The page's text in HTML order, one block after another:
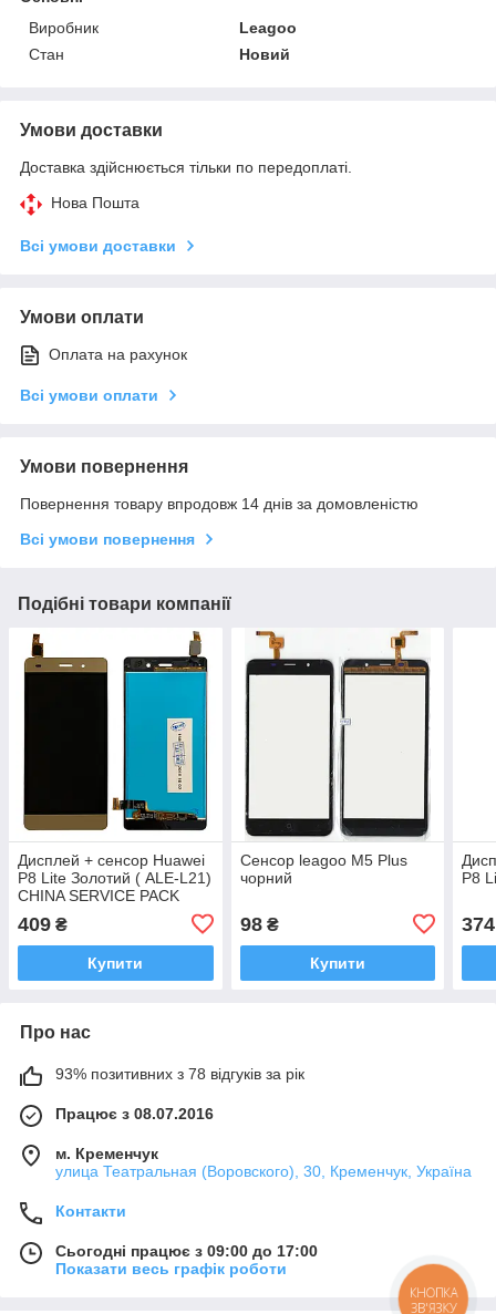
Виробник
Leagoo
Стан
Новий
Умови доставки
Доставка здійснюється тільки по передоплаті.
Нова Пошта
Всі умови доставки
Умови оплати
Оплата на рахунок
Всі умови оплати
Умови повернення
Повернення товару впродовж 14 днів за домовленістю
Всі умови повернення
Подібні товари компанії
Дисплей + сенсор Huawei
P8 Lite Золотий ( ALE-L21)
CHINA SERVICE PACK
409 ₴
Купити
Сенсор leagoo M5 Plus
чорний
98₴
Купити
P8
374
Про нас
93% позитивних з 78 відгуків за рік
Працює з 08.07.2016
м. Кременчук
улица Театральная (Воровского), 30, Кременчук, Україна
Контакти
Сьогодні працює з 09:00 до 17:00
Показати весь графік роботи
КНОПКА
ЗВ'ЯЗКУ